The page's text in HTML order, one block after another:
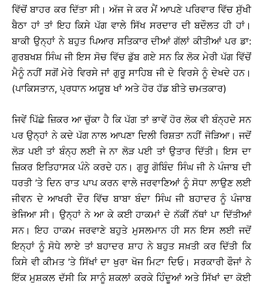
ਵਿੱਚੋਂ ਬਾਹਰ ਕਰ ਦਿੱਤਾ ਸੀ। ਅੱਜ ਜੇ ਕਰ ਮੈਂ ਆਪਣੇ ਪਰਿਵਾਰ ਵਿੱਚ ਸੁੱਖੀ
ਬੈਠਾ ਹਾਂ ਤਾਂ ਇਹ ਕਿਸੇ ਪੱਗ ਵਾਲੇ ਸਿੱਖ ਸਰਦਾਰ ਦੀ ਬਦੌਲਤ ਹੀ ਹਾਂ।
ਬਾਕੀ ਉਨ੍ਹਾਂ ਨੇ ਬਹੁਤ ਪਿਆਰ ਸਤਿਕਾਰ ਦੀਆਂ ਗੱਲਾਂ ਕੀਤੀਆਂ ਪਰ ਡਾ:
ਗੁਰਬਖਸ਼ ਸਿੰਘ ਜੀ ਇਸ ਸੋਚ ਵਿੱਚ ਡੁੱਬ ਗਏ ਸਨ ਕਿ ਲੋਕ ਮੇਰੀ ਪੱਗ ਵਿੱਚੋਂ
ਮੈਨੂੰ ਨਹੀਂ ਸਗੋਂ ਮੇਰੇ ਵਿਰਸੇ ਜਾਂ ਗੁਰੂ ਸਾਹਿਬ ਜੀ ਦੇ ਵਿਰਸੇ ਨੂੰ ਦੇਖਦੇ ਹਨ।
(ਪਾਕਿਸਤਾਨ, ਪ੍ਰਧਾਨ ਅਯੂਬ ਖਾਂ ਅਤੇ ਹੋਰ ਹੱਡ ਬੀਤੇ ਚਮਤਕਾਰ)
ਜਿਵੇਂ ਪਿੱਛੇ ਜ਼ਿਕਰ ਆ ਚੁੱਕਾ ਹੈ ਕਿ ਪੱਗ ਤਾਂ ਭਾਵੇਂ ਹੋਰ ਲੋਕ ਵੀ ਬੰਨ੍ਹਦੇ ਸਨ
ਪਰ ਉਨ੍ਹਾਂ ਨੇ ਕਦੇ ਪੱਗ ਨਾਲ ਆਪਣਾ ਦਿਲੀ ਰਿਸ਼ਤਾ ਨਹੀਂ ਜੋੜਿਆ। ਜਦੋਂ
ਲੋੜ ਪਈ ਤਾਂ ਬੰਨ੍ਹ ਲਈ ਜੇ ਨਾ ਲੋੜ ਪਈ ਤਾਂ ਉਤਾਰ ਦਿੱਤੀ। ਇਸ ਦਾ
ਜ਼ਿਕਰ ਇਤਿਹਾਸਕ ਪੰਨੇ ਕਰਦੇ ਹਨ। ਗੁਰੂ ਗੋਬਿੰਦ ਸਿੰਘ ਜੀ ਨੇ ਪੰਜਾਬ ਦੀ
ਧਰਤੀ ’ਤੇ ਦਿਨ ਰਾਤ ਪਾਪ ਕਰਨ ਵਾਲੇ ਜਰਵਾਣਿਆਂ ਨੂੰ ਸੋਧਾ ਲਾਉਣ ਲਈ
ਜੀਵਨ ਦੇ ਆਖਰੀ ਦੌਰ ਵਿੱਚ ਬਾਬਾ ਬੰਦਾ ਸਿੰਘ ਜੀ ਬਹਾਦਰ ਨੂੰ ਪੰਜਾਬ
ਭੇਜਿਆ ਸੀ। ਉਨ੍ਹਾਂ ਨੇ ਆ ਕੇ ਕਈ ਹਾਕਮਾਂ ਦੇ ਨੱਕੀਂ ਨੱਥਾਂ ਪਾ ਦਿੱਤੀਆਂ
ਸਨ। ਇਹ ਹਾਕਮ ਜਰਵਾਣੇ ਬਹੁਤੇ ਮੁਸਲਮਾਨ ਹੀ ਸਨ ਇਸ ਲਈ ਜਦੋਂ
ਇਨ੍ਹਾਂ ਨੂੰ ਸੋਧੇ ਲਾਏ ਤਾਂ ਬਹਾਦਰ ਸ਼ਾਹ ਨੇ ਬਹੁਤ ਸਖ਼ਤੀ ਕਰ ਦਿੱਤੀ ਕਿ
ਕਿਸੇ ਵੀ ਕੀਮਤ ’ਤੇ ਸਿੱਖਾਂ ਦਾ ਖੁਰਾ ਖੋਜ ਮਿਟਾ ਦਿਓ। ਸਰਕਾਰੀ ਫੌਜਾਂ ਨੇ
ਇੱਕ ਮੁਸ਼ਕਲ ਦੱਸੀ ਕਿ ਸਾਨੂੰ ਸ਼ਕਲਾਂ ਕਰਕੇ ਹਿੰਦੂਆਂ ਅਤੇ ਸਿੱਖਾਂ ਦਾ ਕੋਈ